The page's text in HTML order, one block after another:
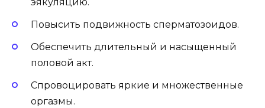
Повысить подвижность сперматозоидов.
Обеспечить длительный и насыщенный
половой акт.
Спровоцировать яркие и множественные
оргазмы.